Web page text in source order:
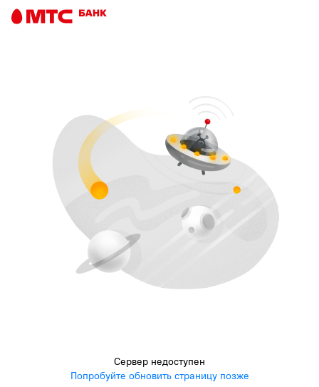
Сервер недоступен
Попробуйте обновить страницу позже